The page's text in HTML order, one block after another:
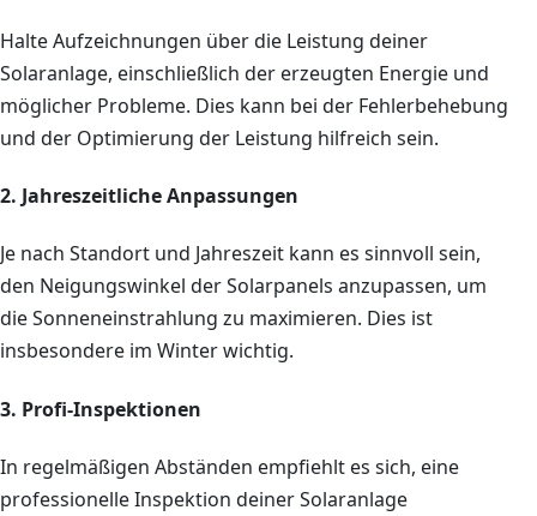
Halte Aufzeichnungen über die Leistung deiner
Solaranlage, einschließlich der erzeugten Energie und
möglicher Probleme. Dies kann bei der Fehlerbehebung
und der Optimierung der Leistung hilfreich sein.
2. Jahreszeitliche Anpassungen
Je nach Standort und Jahreszeit kann es sinnvoll sein,
den Neigungswinkel der Solarpanels anzupassen, um
die Sonneneinstrahlung zu maximieren. Dies ist
insbesondere im Winter wichtig.
3. Profi-Inspektionen
In regelmäßigen Abständen empfiehlt es sich, eine
professionelle Inspektion deiner Solaranlage